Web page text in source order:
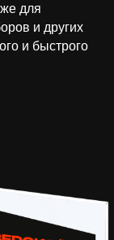
для
и других
и быстрого